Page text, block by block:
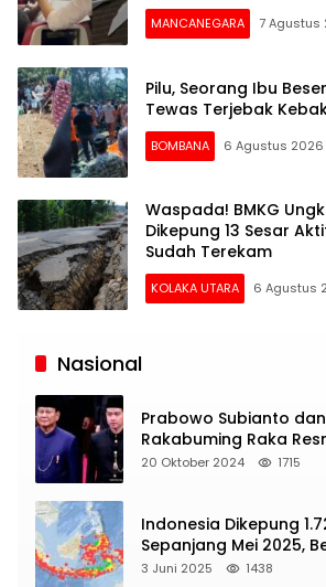
MANCANEGARA 7 Agustus
Pilu, Seorang Ibu
Tewas Terjebak
BOMBANA 6 Agustus 2026
Waspada! BMKG
Dikepung 13 Sesar
Sudah Terekam
KOLAKA UTARA 6 Agustus
Siaran
Nasional
Prabowo Subianto
Rakabuming Raka
Presiden dan Wapres RI
20 Oktober 2024 1715
Indonesia Dikepung
Sepanjang Mei 2025,
Yang Intens Diguncang!
3 Juni 2025 1438